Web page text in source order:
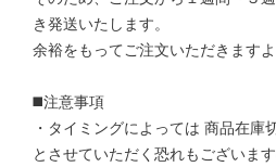
き発送いたします。
余裕をもってご注文いただきます
◼️注意事項
・タイミングによっては 商品在庫
とさせていただく恐れもございま